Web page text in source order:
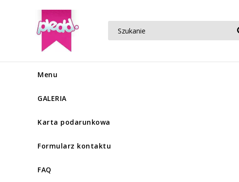
Menu
GALERIA
Karta podarunkowa
Formularz kontaktu
FAQ